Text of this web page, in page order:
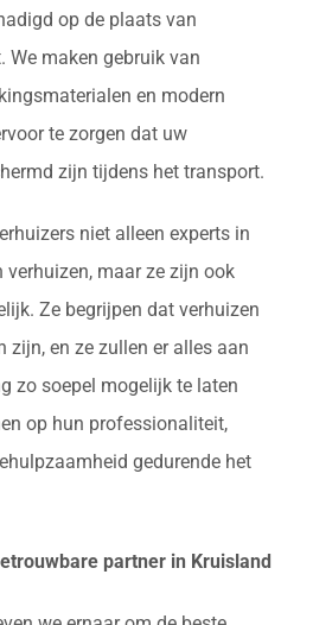
op de plaats van
We maken gebruik van
en modern
te zorgen dat uw
zijn tijdens het transport.
niet alleen experts in
verhuizen, maar ze zijn ook
Ze begrijpen dat verhuizen
zijn, en ze zullen er alles aan
zo soepel mogelijk te laten
op hun professionaliteit,
gedurende het
partner in Kruisland